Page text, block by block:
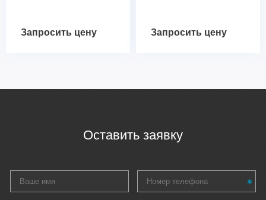
Запросить цену Запросить цену
Оставить заявку